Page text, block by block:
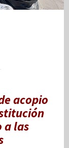
acopio
a las